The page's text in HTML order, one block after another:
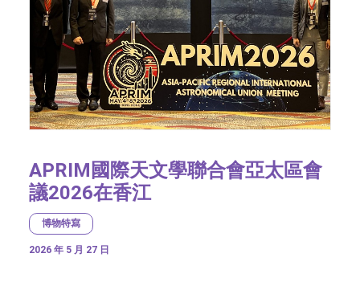
APRIM國際天文學聯合會亞太區會
議2026在香江
博物特寫
2026 年 5 月 27 日